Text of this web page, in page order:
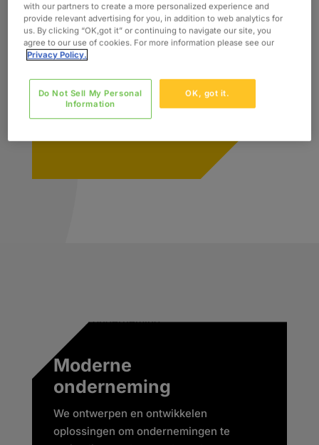
Moderne
onderneming
We ontwerpen en ontwikkelen
oplossingen om ondernemingen te
with our partners to create a more personalized experience and
provide relevant advertising for you, in addition to web analytics for
us. By clicking “OK,got it” or continuing to navigate our site, you
agree to our use of cookies. For more information please see our
Privacy Policy.
OK, got it.
Do Not Sell My Personal
Information